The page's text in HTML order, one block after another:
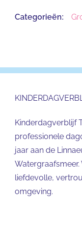
Categorieën:
Kinderdagverblijf
professionele
jaar aan de
liefdevolle,
omgeving.